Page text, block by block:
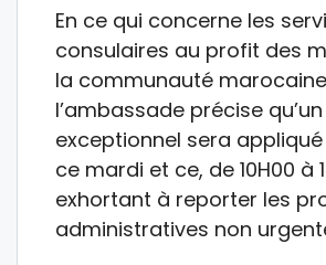
En ce qui concerne les
consulaires au profit des
la communauté
l’ambassade précise
exceptionnel sera
ce mardi et ce, de 10H00 à
exhortant à reporter les
administratives non